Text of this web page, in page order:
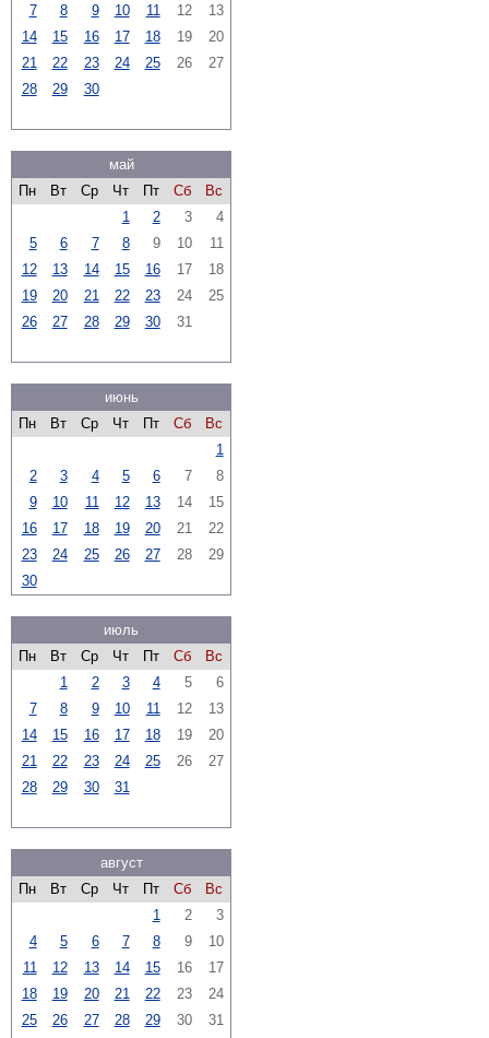
7
8 9 10 11 12
13
14
15 16 17 18 19
20
21
22 23 24 25 26
27
28
29 30
май
Пн
Вт Ср Чт Пт Сб
Вс
1
2 3
4
5
6 7 8 9 10
11
12
13 14 15 16 17
18
19
20 21 22 23 24
25
26
27 28 29 30 31
июнь
Пн
Вт Ср Чт Пт Сб
Вс
1
2
3 4 5 6 7
8
9
10 11 12 13 14
15
16
17 18 19 20 21
22
23
24 25 26 27 28
29
30
июль
Пн
Вт Ср Чт Пт Сб
Вс
1
2 3 4 5
6
7
8 9 10 11 12
13
14
15 16 17 18 19
20
21
22 23 24 25 26
27
28
29 30 31
август
Пн
Вт Ср Чт Пт Сб
Вс
1
2
3
4
5 6 7 8 9
10
11
12 13 14 15 16
17
18
19 20 21 22 23
24
25
26 27 28 29 30 31